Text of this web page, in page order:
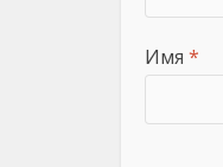
Имя *